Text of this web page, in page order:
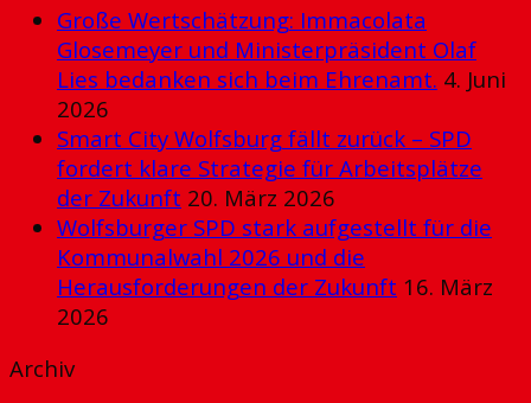
Große Wertschätzung: Immacolata
Glosemeyer und Ministerpräsident Olaf
Lies bedanken sich beim Ehrenamt. 4. Juni
2026
Smart City Wolfsburg fällt zurück – SPD
fordert klare Strategie für Arbeitsplätze
der Zukunft 20. März 2026
Wolfsburger SPD stark aufgestellt für die
Kommunalwahl 2026 und die
Herausforderungen der Zukunft 16. März
2026
Archiv